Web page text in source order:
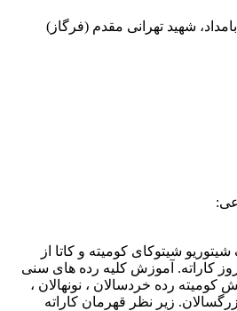
شهید تهرانی مقدم (فرگاز)
شیتوکای کومیته و کاتا از
کاراته. آموزش کلیه رده های سنی
رده خردسالان ، نونهالان ،
زیر نظر قهرمان کاراته